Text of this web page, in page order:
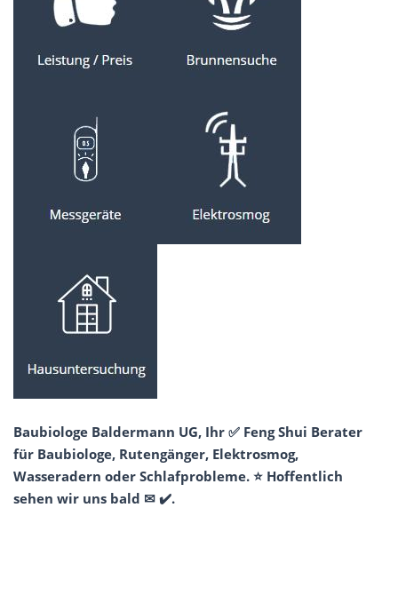
Baubiologe Baldermann UG, Ihr ✅ Feng Shui Berater
für Baubiologe, Rutengänger, Elektrosmog,
Wasseradern oder Schlafprobleme. ⭐ Hoffentlich
sehen wir uns bald ✉ ✔️.